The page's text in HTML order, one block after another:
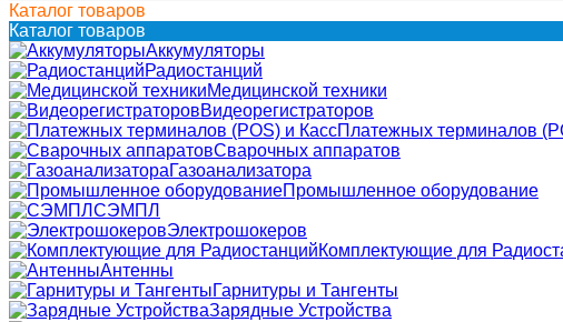
Каталог товаров
Каталог товаров
Аккумуляторы
Радиостанций
Медицинской техники
Видеорегистраторов
Платежных терминалов
Сварочных аппаратов
Газоанализатора
Промышленное оборудование
СЭМПЛ
Электрошокеров
Комплектующие для
Антенны
Гарнитуры и Тангенты
Зарядные Устройства